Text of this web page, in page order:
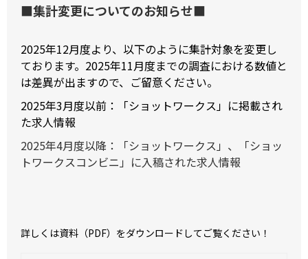
■集計変更についてのお知らせ■
2025年12月度より、以下のように集計対象を変更し
ております。2025年11月度までの調査における数値と
は差異が出ますので、ご留意ください。
2025年3月度以前：「ショットワークス」に掲載され
た求人情報
2025年4月度以降：「ショットワークス」、「ショッ
トワークスコンビニ」に入稿された求人情報
詳しくは資料（PDF）をダウンロードしてご覧ください！